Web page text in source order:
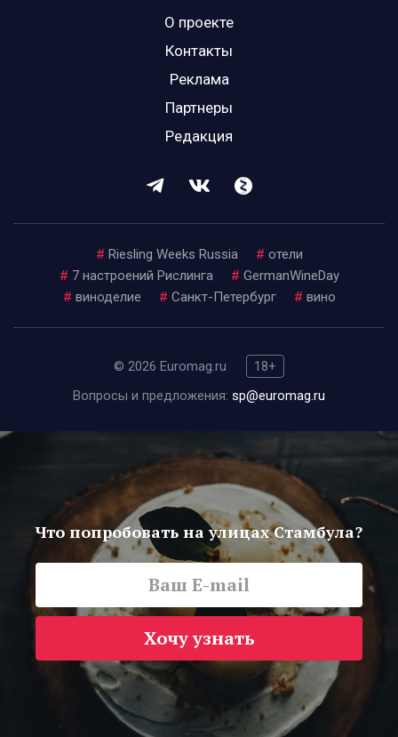
О проекте
Контакты
Реклама
Партнеры
Редакция
# Riesling Weeks Russia # отели
# 7 настроений Рислинга # GermanWineDay
# виноделие # Санкт-Петербург # вино
© 2026 Euromag.ru
18+
Вопросы и предложения: sp@euromag.ru
Что попробовать на улицах Стамбула?
Хочу узнать